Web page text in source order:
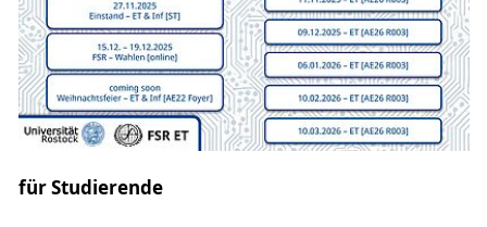
für Studierende